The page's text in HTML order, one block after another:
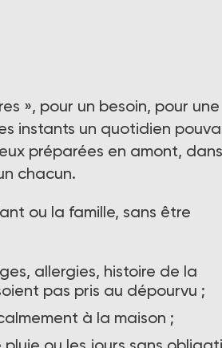
», pour un besoin, pour une
instants un quotidien
préparées en amont,
chacun.
ou la famille, sans être
allergies, histoire de la
pas pris au dépourvu ;
à la maison ;